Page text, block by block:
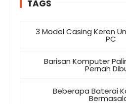
TAGS
3 Model Casing Keren
PC
Barisan Komputer
Pernah
Beberapa Baterai